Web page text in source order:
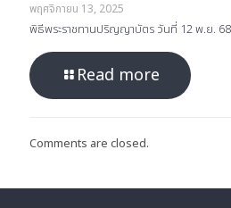
พฤศจิกายน 13, 2025
พิธีพระราชทานปริญญาบัตร วันที่ 12 พ.ย.
Read more
Comments are closed.